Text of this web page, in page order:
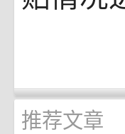
推荐文章